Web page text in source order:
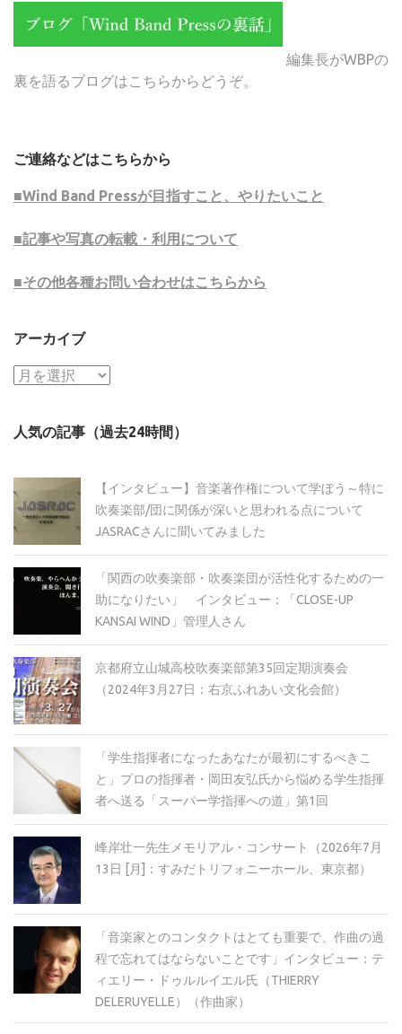
編集長がWBPの
裏を語るブログはこちらからどうぞ。
ご連絡などはこちらから
■Wind Band Pressが目指すこと、やりたいこと
■記事や写真の転載・利用について
■その他各種お問い合わせはこちらから
アーカイブ
ア
イ
人気の記事（過去24時間）
【インタビュー】音楽著作権について学ぼう～特に
吹奏楽部/団に関係が深いと思われる点について
JASRACさんに聞いてみました
「関西の吹奏楽部・吹奏楽団が活性化するための一
助になりたい」 インタビュー：「CLOSE-UP
KANSAI WIND」管理人さん
京都府立山城高校吹奏楽部第35回定期演奏会
（2024年3月27日：右京ふれあい文化会館）
「学生指揮者になったあなたが最初にするべきこ
と」プロの指揮者・岡田友弘氏から悩める学生指揮
者へ送る「スーパー学指揮への道」第1回
峰岸壮一先生メモリアル・コンサート（2026年7月
13日 [月]：すみだトリフォニーホール、東京都）
「音楽家とのコンタクトはとても重要で、作曲の過
程で忘れてはならないことです」インタビュー：テ
ィエリー・ドゥルルイエル氏（THIERRY
DELERUYELLE）（作曲家）